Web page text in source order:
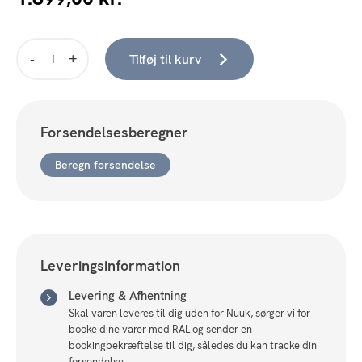
Tilføj til kurv
Forsendelsesberegner
Beregn forsendelse
Leveringsinformation
Levering & Afhentning
Skal varen leveres til dig uden for Nuuk, sørger vi for
booke dine varer med RAL og sender en
bookingbekræftelse til dig, således du kan tracke din